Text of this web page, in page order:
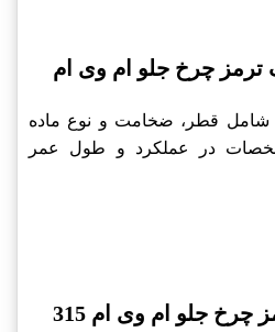
چرخ جلو ام وی ام
قطر، ضخامت و نوع ماده
در عملکرد و طول عمر
جلو ام وی ام 315